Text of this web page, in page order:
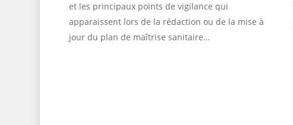
et les principaux points de vigilance qui
apparaissent lors de la rédaction ou de la mise à
jour du plan de maîtrise sanitaire…